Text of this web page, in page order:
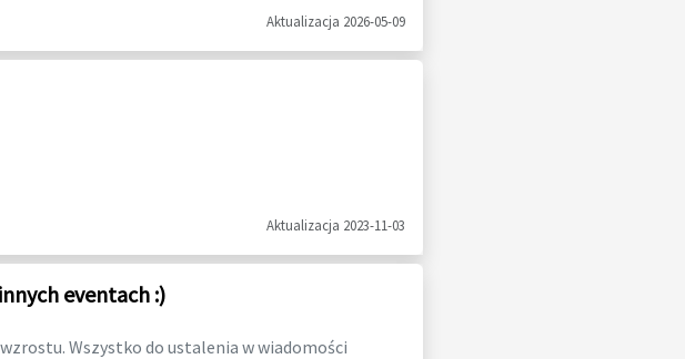
Aktualizacja 2026-05-09
Aktualizacja 2023-11-03
eventach :)
Wszystko do ustalenia w wiadomości